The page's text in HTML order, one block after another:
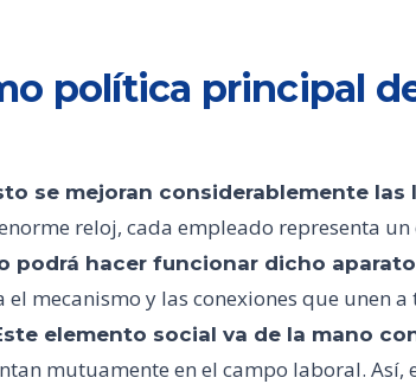
política principal
se mejoran considerablemente las
reloj, cada empleado representa
podrá hacer funcionar dicho aparato
mecanismo y las conexiones que unen a
elemento social va de la mano
mutuamente en el campo laboral. Así,